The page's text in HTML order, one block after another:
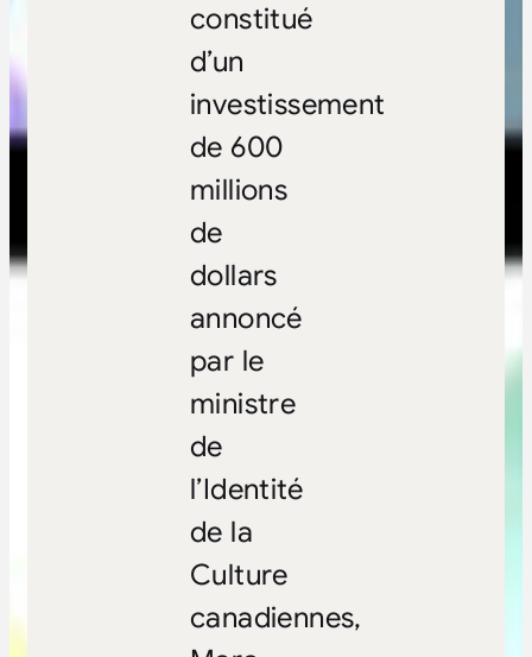
constitué
d’un
investissement
de 600
millions
de
dollars
annoncé
par le
ministre
de
l’Identité
de la
Culture
canadiennes,